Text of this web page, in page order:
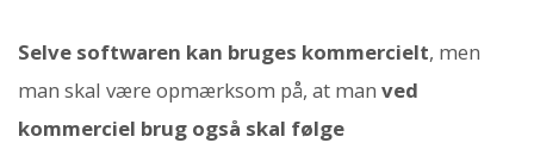
Selve softwaren kan bruges kommercielt, men
man skal være opmærksom på, at man ved
kommerciel brug også skal følge